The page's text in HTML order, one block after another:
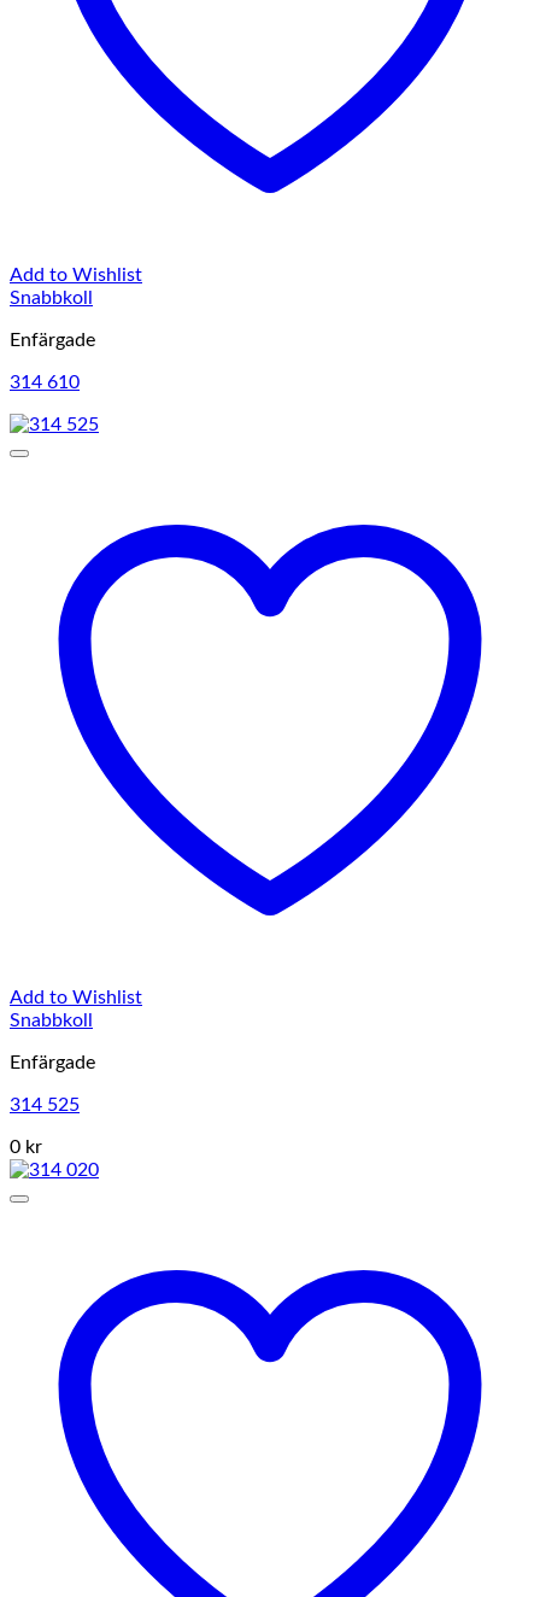
Add to Wishlist
Snabbkoll
Enfärgade
314 610
Add to Wishlist
Snabbkoll
Enfärgade
314 525
0 kr